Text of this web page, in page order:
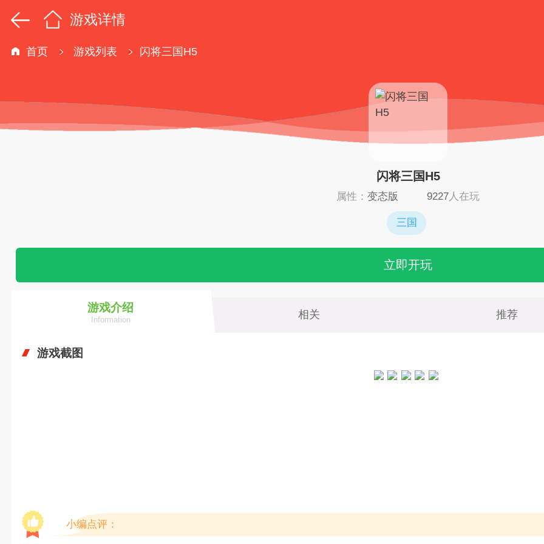
游戏详情
首页 游戏列表 闪将三国H5
闪将三国H5
属性： 变态版 9227 人在玩
三国
立即开玩
游戏介绍
Information 相关 推荐
游戏截图
小编点评：